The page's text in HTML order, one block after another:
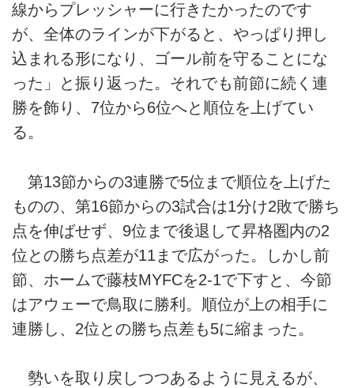
線からプレッシャーに行きたかったのです
が、全体のラインが下がると、やっぱり押し
込まれる形になり、ゴール前を守ることにな
った」と振り返った。それでも前節に続く連
勝を飾り、7位から6位へと順位を上げてい
る。
第13節からの3連勝で5位まで順位を上げた
ものの、第16節からの3試合は1分け2敗で勝ち
点を伸ばせず、9位まで後退して昇格圏内の2
位との勝ち点差が11まで広がった。しかし前
節、ホームで藤枝MYFCを2-1で下すと、今節
はアウェーで鳥取に勝利。順位が上の相手に
連勝し、2位との勝ち点差も5に縮まった。
勢いを取り戻しつつあるように見えるが、